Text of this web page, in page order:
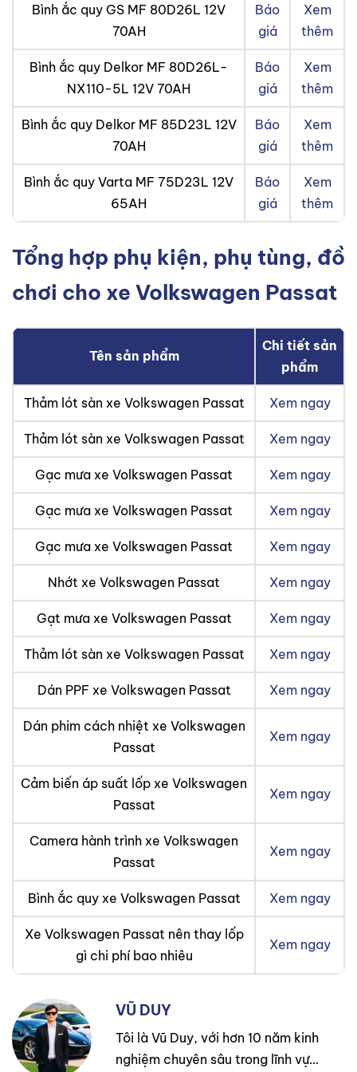
Bình ắc quy GS MF 80D26L 12V
70AH
Báo
giá
Xem
thêm
Bình ắc quy Delkor MF 80D26L-
NX110-5L 12V 70AH
Báo
giá
Xem
thêm
Bình ắc quy Delkor MF 85D23L 12V
70AH
Báo
giá
Xem
thêm
Bình ắc quy Varta MF 75D23L 12V
65AH
Báo
giá
Xem
thêm
Tổng hợp phụ kiện, phụ tùng, đồ
chơi cho xe Volkswagen Passat
Tên sản phẩm
Chi tiết sản
phẩm
Thảm lót sàn xe Volkswagen Passat Xem ngay
Thảm lót sàn xe Volkswagen Passat Xem ngay
Gạc mưa xe Volkswagen Passat Xem ngay
Gạc mưa xe Volkswagen Passat Xem ngay
Gạc mưa xe Volkswagen Passat Xem ngay
Nhớt xe Volkswagen Passat Xem ngay
Gạt mưa xe Volkswagen Passat Xem ngay
Thảm lót sàn xe Volkswagen Passat Xem ngay
Dán PPF xe Volkswagen Passat Xem ngay
Dán phim cách nhiệt xe Volkswagen
Passat
Xem ngay
Cảm biến áp suất lốp xe Volkswagen
Passat
Xem ngay
Camera hành trình xe Volkswagen
Passat
Xem ngay
Bình ắc quy xe Volkswagen Passat Xem ngay
Xe Volkswagen Passat nên thay lốp
gì chi phí bao nhiêu
Xem ngay
VŨ DUY
Tôi là Vũ Duy, với hơn 10 năm kinh
nghiệm chuyên sâu trong lĩnh vực